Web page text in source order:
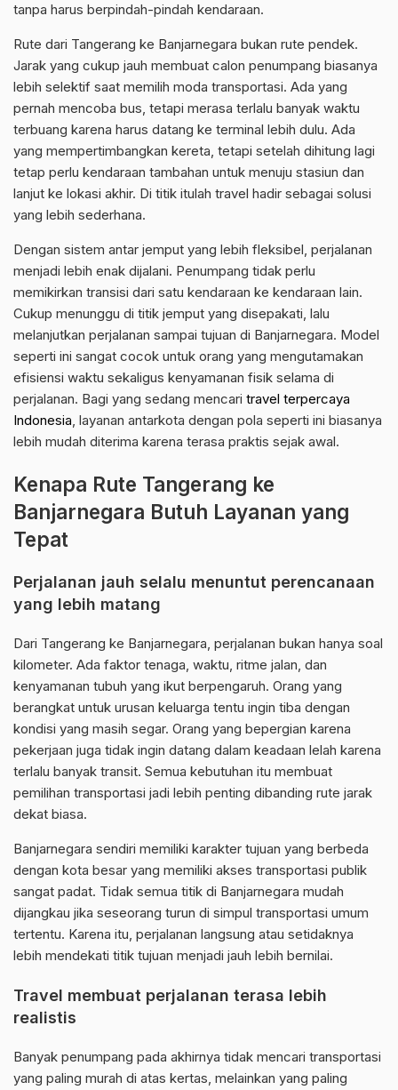
tanpa harus berpindah-pindah kendaraan.
Rute dari Tangerang ke Banjarnegara bukan rute pendek.
Jarak yang cukup jauh membuat calon penumpang biasanya
lebih selektif saat memilih moda transportasi. Ada yang
pernah mencoba bus, tetapi merasa terlalu banyak waktu
terbuang karena harus datang ke terminal lebih dulu. Ada
yang mempertimbangkan kereta, tetapi setelah dihitung lagi
tetap perlu kendaraan tambahan untuk menuju stasiun dan
lanjut ke lokasi akhir. Di titik itulah travel hadir sebagai solusi
yang lebih sederhana.
Dengan sistem antar jemput yang lebih fleksibel, perjalanan
menjadi lebih enak dijalani. Penumpang tidak perlu
memikirkan transisi dari satu kendaraan ke kendaraan lain.
Cukup menunggu di titik jemput yang disepakati, lalu
melanjutkan perjalanan sampai tujuan di Banjarnegara. Model
seperti ini sangat cocok untuk orang yang mengutamakan
efisiensi waktu sekaligus kenyamanan fisik selama di
perjalanan. Bagi yang sedang mencari travel terpercaya
Indonesia, layanan antarkota dengan pola seperti ini biasanya
lebih mudah diterima karena terasa praktis sejak awal.
Kenapa Rute Tangerang ke
Banjarnegara Butuh Layanan yang
Tepat
Perjalanan jauh selalu menuntut perencanaan
yang lebih matang
Dari Tangerang ke Banjarnegara, perjalanan bukan hanya soal
kilometer. Ada faktor tenaga, waktu, ritme jalan, dan
kenyamanan tubuh yang ikut berpengaruh. Orang yang
berangkat untuk urusan keluarga tentu ingin tiba dengan
kondisi yang masih segar. Orang yang bepergian karena
pekerjaan juga tidak ingin datang dalam keadaan lelah karena
terlalu banyak transit. Semua kebutuhan itu membuat
pemilihan transportasi jadi lebih penting dibanding rute jarak
dekat biasa.
Banjarnegara sendiri memiliki karakter tujuan yang berbeda
dengan kota besar yang memiliki akses transportasi publik
sangat padat. Tidak semua titik di Banjarnegara mudah
dijangkau jika seseorang turun di simpul transportasi umum
tertentu. Karena itu, perjalanan langsung atau setidaknya
lebih mendekati titik tujuan menjadi jauh lebih bernilai.
Travel membuat perjalanan terasa lebih
realistis
Banyak penumpang pada akhirnya tidak mencari transportasi
yang paling murah di atas kertas, melainkan yang paling